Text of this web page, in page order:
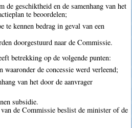
de geschiktheid en de samenhang van het
te beoordelen;
te kennen bedrag in geval van een
doorgestuurd naar de Commissie.
betrekking op de volgende punten:
waaronder de concessie werd verleend;
van het door de aanvrager
subsidie.
de Commissie beslist de minister of de